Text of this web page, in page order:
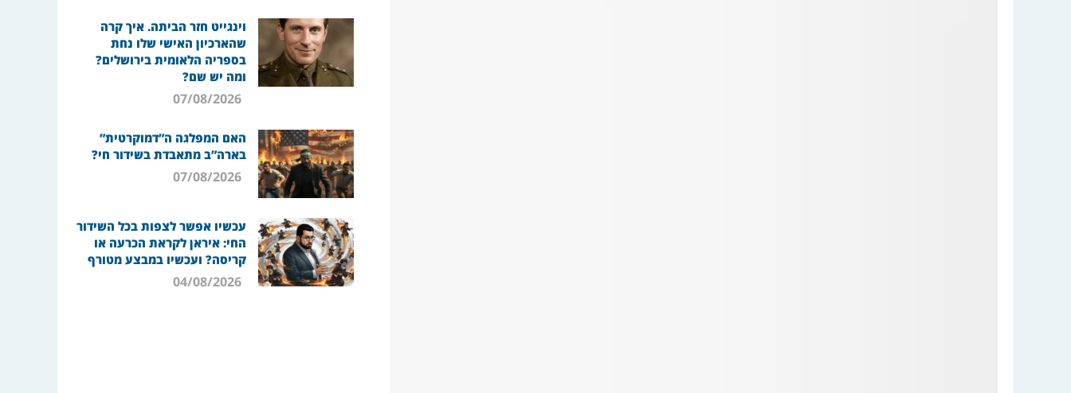
וינגייט חזר הביתה. איך קרה
שהארכיון האישי שלו נחת
בספריה הלאומית בירושלים?
ומה יש שם?
07/08/2026
האם המפלגה ה”דמוקרטית”
בארה”ב מתאבדת בשידור חי?
07/08/2026
עכשיו אפשר לצפות בכל השידור
החי: איראן לקראת הכרעה או
קריסה? ועכשיו במבצע מטורף
04/08/2026